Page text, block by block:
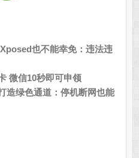
也不能幸免：违法违
微信10秒即可申领
造绿色通道：停机断网也能